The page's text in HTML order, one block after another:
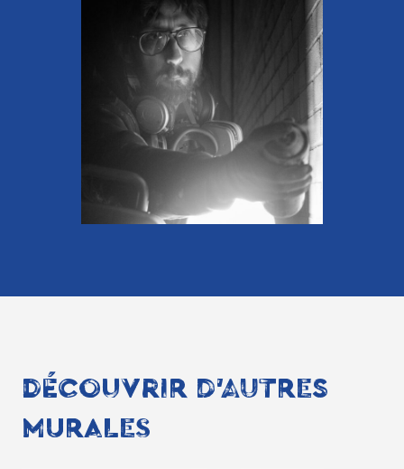
DÉCOUVRIR D'AUTRES
MURALES